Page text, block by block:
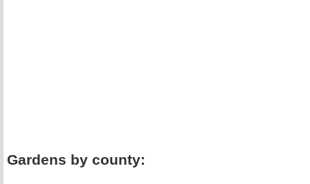
Gardens by county: